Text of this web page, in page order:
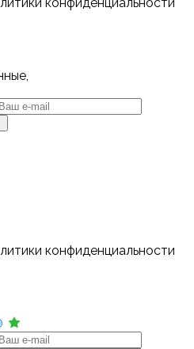
конфиденциальности